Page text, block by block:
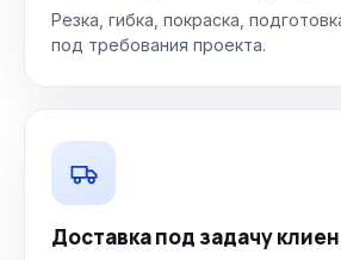
Резка, гибка, покраска,
под требования проекта.
Доставка под задачу